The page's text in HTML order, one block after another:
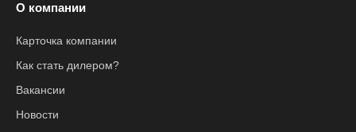
О компании
Карточка компании
Как стать дилером?
Вакансии
Новости